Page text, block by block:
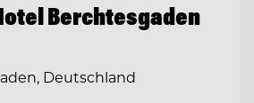
Berchtesgaden
Deutschland